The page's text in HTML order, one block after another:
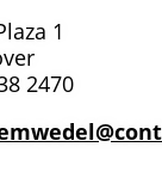
1
2470